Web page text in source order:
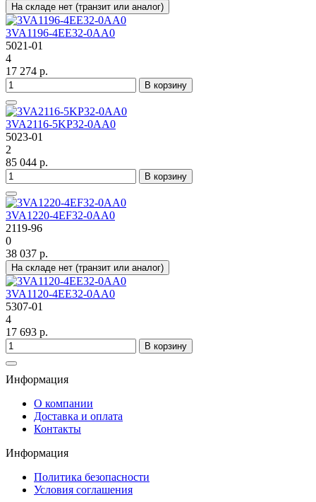
На складе нет (транзит или аналог)
3VA1196-4EE32-0AA0
5021-01
4
17 274 р.
В корзину
3VA2116-5KP32-0AA0
5023-01
2
85 044 р.
В корзину
3VA1220-4EF32-0AA0
2119-96
0
38 037 р.
На складе нет (транзит или аналог)
3VA1120-4EE32-0AA0
5307-01
4
17 693 р.
В корзину
Информация
О компании
Доставка и оплата
Контакты
Информация
Политика безопасности
Условия соглашения